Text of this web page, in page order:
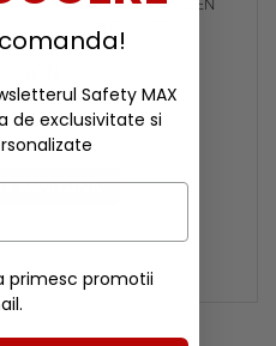
RON
RON
IMPREUNA
Safety MAX
de exclusivitate si
primesc promotii